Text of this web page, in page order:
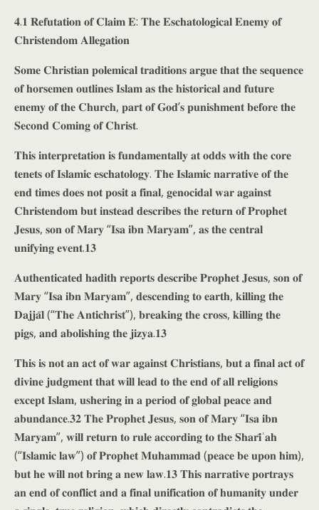
𝟒.𝟏 𝐑𝐞𝐟𝐮𝐭𝐚𝐭𝐢𝐨𝐧 𝐨𝐟 𝐂𝐥𝐚𝐢𝐦 𝐄: 𝐓𝐡𝐞 𝐄𝐬𝐜𝐡𝐚𝐭𝐨𝐥𝐨𝐠𝐢𝐜𝐚𝐥 𝐄𝐧𝐞𝐦𝐲 𝐨𝐟
𝐂𝐡𝐫𝐢𝐬𝐭𝐞𝐧𝐝𝐨𝐦 𝐀𝐥𝐥𝐞𝐠𝐚𝐭𝐢𝐨𝐧
𝐒𝐨𝐦𝐞 𝐂𝐡𝐫𝐢𝐬𝐭𝐢𝐚𝐧 𝐩𝐨𝐥𝐞𝐦𝐢𝐜𝐚𝐥 𝐭𝐫𝐚𝐝𝐢𝐭𝐢𝐨𝐧𝐬 𝐚𝐫𝐠𝐮𝐞 𝐭𝐡𝐚𝐭 𝐭𝐡𝐞 𝐬𝐞𝐪𝐮𝐞𝐧𝐜𝐞
𝐨𝐟 𝐡𝐨𝐫𝐬𝐞𝐦𝐞𝐧 𝐨𝐮𝐭𝐥𝐢𝐧𝐞𝐬 𝐈𝐬𝐥𝐚𝐦 𝐚𝐬 𝐭𝐡𝐞 𝐡𝐢𝐬𝐭𝐨𝐫𝐢𝐜𝐚𝐥 𝐚𝐧𝐝 𝐟𝐮𝐭𝐮𝐫𝐞
𝐞𝐧𝐞𝐦𝐲 𝐨𝐟 𝐭𝐡𝐞 𝐂𝐡𝐮𝐫𝐜𝐡, 𝐩𝐚𝐫𝐭 𝐨𝐟 𝐆𝐨𝐝’𝐬 𝐩𝐮𝐧𝐢𝐬𝐡𝐦𝐞𝐧𝐭 𝐛𝐞𝐟𝐨𝐫𝐞 𝐭𝐡𝐞
𝐒𝐞𝐜𝐨𝐧𝐝 𝐂𝐨𝐦𝐢𝐧𝐠 𝐨𝐟 𝐂𝐡𝐫𝐢𝐬𝐭.
𝐓𝐡𝐢𝐬 𝐢𝐧𝐭𝐞𝐫𝐩𝐫𝐞𝐭𝐚𝐭𝐢𝐨𝐧 𝐢𝐬 𝐟𝐮𝐧𝐝𝐚𝐦𝐞𝐧𝐭𝐚𝐥𝐥𝐲 𝐚𝐭 𝐨𝐝𝐝𝐬 𝐰𝐢𝐭𝐡 𝐭𝐡𝐞 𝐜𝐨𝐫𝐞
𝐭𝐞𝐧𝐞𝐭𝐬 𝐨𝐟 𝐈𝐬𝐥𝐚𝐦𝐢𝐜 𝐞𝐬𝐜𝐡𝐚𝐭𝐨𝐥𝐨𝐠𝐲. 𝐓𝐡𝐞 𝐈𝐬𝐥𝐚𝐦𝐢𝐜 𝐧𝐚𝐫𝐫𝐚𝐭𝐢𝐯𝐞 𝐨𝐟 𝐭𝐡𝐞
𝐞𝐧𝐝 𝐭𝐢𝐦𝐞𝐬 𝐝𝐨𝐞𝐬 𝐧𝐨𝐭 𝐩𝐨𝐬𝐢𝐭 𝐚 𝐟𝐢𝐧𝐚𝐥, 𝐠𝐞𝐧𝐨𝐜𝐢𝐝𝐚𝐥 𝐰𝐚𝐫 𝐚𝐠𝐚𝐢𝐧𝐬𝐭
𝐂𝐡𝐫𝐢𝐬𝐭𝐞𝐧𝐝𝐨𝐦 𝐛𝐮𝐭 𝐢𝐧𝐬𝐭𝐞𝐚𝐝 𝐝𝐞𝐬𝐜𝐫𝐢𝐛𝐞𝐬 𝐭𝐡𝐞 𝐫𝐞𝐭𝐮𝐫𝐧 𝐨𝐟 𝐏𝐫𝐨𝐩𝐡𝐞𝐭
𝐉𝐞𝐬𝐮𝐬, 𝐬𝐨𝐧 𝐨𝐟 𝐌𝐚𝐫𝐲 “𝐈𝐬𝐚 𝐢𝐛𝐧 𝐌𝐚𝐫𝐲𝐚𝐦”, 𝐚𝐬 𝐭𝐡𝐞 𝐜𝐞𝐧𝐭𝐫𝐚𝐥
𝐮𝐧𝐢𝐟𝐲𝐢𝐧𝐠 𝐞𝐯𝐞𝐧𝐭.𝟏𝟑
𝐀𝐮𝐭𝐡𝐞𝐧𝐭𝐢𝐜𝐚𝐭𝐞𝐝 𝐡𝐚𝐝𝐢𝐭𝐡 𝐫𝐞𝐩𝐨𝐫𝐭𝐬 𝐝𝐞𝐬𝐜𝐫𝐢𝐛𝐞 𝐏𝐫𝐨𝐩𝐡𝐞𝐭 𝐉𝐞𝐬𝐮𝐬, 𝐬𝐨𝐧 𝐨𝐟
𝐌𝐚𝐫𝐲 “𝐈𝐬𝐚 𝐢𝐛𝐧 𝐌𝐚𝐫𝐲𝐚𝐦”, 𝐝𝐞𝐬𝐜𝐞𝐧𝐝𝐢𝐧𝐠 𝐭𝐨 𝐞𝐚𝐫𝐭𝐡, 𝐤𝐢𝐥𝐥𝐢𝐧𝐠 𝐭𝐡𝐞
𝐃𝐚𝐣𝐣𝐚̄𝐥 (“𝐓𝐡𝐞 𝐀𝐧𝐭𝐢𝐜𝐡𝐫𝐢𝐬𝐭”), 𝐛𝐫𝐞𝐚𝐤𝐢𝐧𝐠 𝐭𝐡𝐞 𝐜𝐫𝐨𝐬𝐬, 𝐤𝐢𝐥𝐥𝐢𝐧𝐠 𝐭𝐡𝐞
𝐩𝐢𝐠𝐬, 𝐚𝐧𝐝 𝐚𝐛𝐨𝐥𝐢𝐬𝐡𝐢𝐧𝐠 𝐭𝐡𝐞 𝐣𝐢𝐳𝐲𝐚.𝟏𝟑
𝐓𝐡𝐢𝐬 𝐢𝐬 𝐧𝐨𝐭 𝐚𝐧 𝐚𝐜𝐭 𝐨𝐟 𝐰𝐚𝐫 𝐚𝐠𝐚𝐢𝐧𝐬𝐭 𝐂𝐡𝐫𝐢𝐬𝐭𝐢𝐚𝐧𝐬, 𝐛𝐮𝐭 𝐚 𝐟𝐢𝐧𝐚𝐥 𝐚𝐜𝐭 𝐨𝐟
𝐝𝐢𝐯𝐢𝐧𝐞 𝐣𝐮𝐝𝐠𝐦𝐞𝐧𝐭 𝐭𝐡𝐚𝐭 𝐰𝐢𝐥𝐥 𝐥𝐞𝐚𝐝 𝐭𝐨 𝐭𝐡𝐞 𝐞𝐧𝐝 𝐨𝐟 𝐚𝐥𝐥 𝐫𝐞𝐥𝐢𝐠𝐢𝐨𝐧𝐬
𝐞𝐱𝐜𝐞𝐩𝐭 𝐈𝐬𝐥𝐚𝐦, 𝐮𝐬𝐡𝐞𝐫𝐢𝐧𝐠 𝐢𝐧 𝐚 𝐩𝐞𝐫𝐢𝐨𝐝 𝐨𝐟 𝐠𝐥𝐨𝐛𝐚𝐥 𝐩𝐞𝐚𝐜𝐞 𝐚𝐧𝐝
𝐚𝐛𝐮𝐧𝐝𝐚𝐧𝐜𝐞.𝟑𝟐 𝐓𝐡𝐞 𝐏𝐫𝐨𝐩𝐡𝐞𝐭 𝐉𝐞𝐬𝐮𝐬, 𝐬𝐨𝐧 𝐨𝐟 𝐌𝐚𝐫𝐲 “𝐈𝐬𝐚 𝐢𝐛𝐧
𝐌𝐚𝐫𝐲𝐚𝐦”, 𝐰𝐢𝐥𝐥 𝐫𝐞𝐭𝐮𝐫𝐧 𝐭𝐨 𝐫𝐮𝐥𝐞 𝐚𝐜𝐜𝐨𝐫𝐝𝐢𝐧𝐠 𝐭𝐨 𝐭𝐡𝐞 𝐒𝐡𝐚𝐫𝐢̄ʿ𝐚𝐡
(“𝐈𝐬𝐥𝐚𝐦𝐢𝐜 𝐥𝐚𝐰”) 𝐨𝐟 𝐏𝐫𝐨𝐩𝐡𝐞𝐭 𝐌𝐮𝐡𝐚𝐦𝐦𝐚𝐝 (𝐩𝐞𝐚𝐜𝐞 𝐛𝐞 𝐮𝐩𝐨𝐧 𝐡𝐢𝐦),
𝐛𝐮𝐭 𝐡𝐞 𝐰𝐢𝐥𝐥 𝐧𝐨𝐭 𝐛𝐫𝐢𝐧𝐠 𝐚 𝐧𝐞𝐰 𝐥𝐚𝐰.𝟏𝟑 𝐓𝐡𝐢𝐬 𝐧𝐚𝐫𝐫𝐚𝐭𝐢𝐯𝐞 𝐩𝐨𝐫𝐭𝐫𝐚𝐲𝐬
𝐚𝐧 𝐞𝐧𝐝 𝐨𝐟 𝐜𝐨𝐧𝐟𝐥𝐢𝐜𝐭 𝐚𝐧𝐝 𝐚 𝐟𝐢𝐧𝐚𝐥 𝐮𝐧𝐢𝐟𝐢𝐜𝐚𝐭𝐢𝐨𝐧 𝐨𝐟 𝐡𝐮𝐦𝐚𝐧𝐢𝐭𝐲 𝐮𝐧𝐝𝐞𝐫